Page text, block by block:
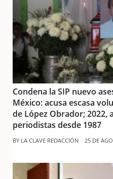
Condena la SIP nuevo
México: acusa escasa
de López Obrador; 2022,
periodistas desde 1987
BY LA CLAVE REDACCIÓN 25 DE